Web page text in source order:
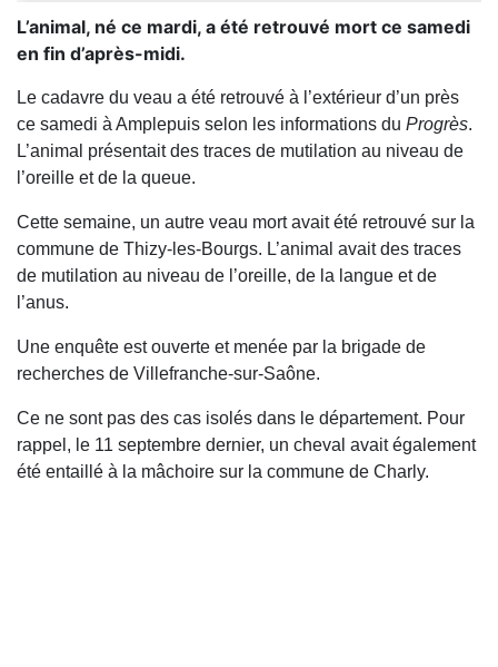
L’animal, né ce mardi, a été retrouvé mort ce samedi
en fin d’après-midi.
Le cadavre du veau a été retrouvé à l’extérieur d’un près
ce samedi à Amplepuis selon les informations du Progrès.
L’animal présentait des traces de mutilation au niveau de
l’oreille et de la queue.
Cette semaine, un autre veau mort avait été retrouvé sur la
commune de Thizy-les-Bourgs. L’animal avait des traces
de mutilation au niveau de l’oreille, de la langue et de
l’anus.
Une enquête est ouverte et menée par la brigade de
recherches de Villefranche-sur-Saône.
Ce ne sont pas des cas isolés dans le département. Pour
rappel, le 11 septembre dernier, un cheval avait également
été entaillé à la mâchoire sur la commune de Charly.